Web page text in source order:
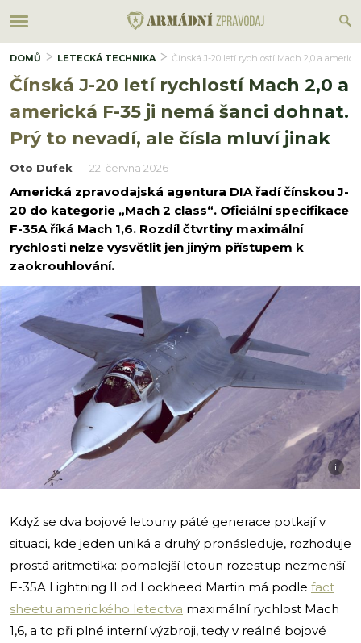
DOMŮ LETECKÁ TECHNIKA Čínská J-20 letí rychlostí Mach 2,0 a
Čínská J-20 letí rychlostí Mach 2,0 a
americká F-35 ji nemá šanci dohnat.
Prý to nevadí, ale čísla mluví jinak
Oto Dufek 22. června 2026
Americká zpravodajská agentura DIA řadí čínskou J-
20 do kategorie „Mach 2 class“. Oficiální specifikace
F-35A říká Mach 1,6. Rozdíl čtvrtiny maximální
rychlosti nelze vysvětlit jen jiným přístupem k
zaokrouhlování.
i
Když se dva bojové letouny páté generace potkají v
situaci, kde jeden uniká a druhý pronásleduje, rozhoduje
prostá aritmetika: pomalejší letoun rozestup nezmenší.
F-35A Lightning II od Lockheed Martin má podle fact
sheetu amerického letectva maximální rychlost Mach
1,6, a to při plné interní výzbroji, tedy v reálné bojové